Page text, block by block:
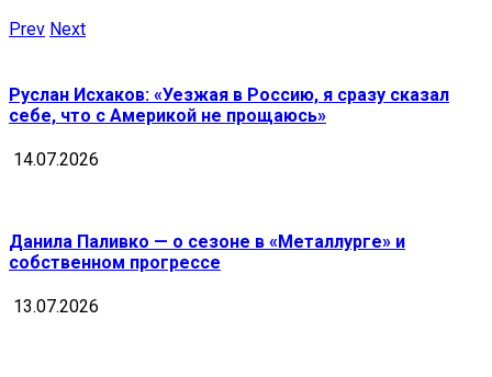
Prev Next
Руслан Исхаков: «Уезжая в Россию, я сразу сказал
себе, что с Америкой не прощаюсь»
14.07.2026
Данила Паливко — о сезоне в «Металлурге» и
собственном прогрессе
13.07.2026